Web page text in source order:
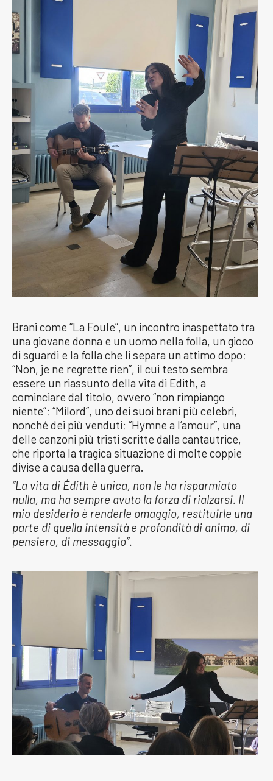
Brani come “La Foule”, un incontro inaspettato tra
una giovane donna e un uomo nella folla, un gioco
di sguardi e la folla che li separa un attimo dopo;
“Non, je ne regrette rien”, il cui testo sembra
essere un riassunto della vita di Edith, a
cominciare dal titolo, ovvero “non rimpiango
niente”; “Milord”, uno dei suoi brani più celebri,
nonché dei più venduti; “Hymne a l’amour”, una
delle canzoni più tristi scritte dalla cantautrice,
che riporta la tragica situazione di molte coppie
divise a causa della guerra.
“La vita di Édith è unica, non le ha risparmiato
nulla, ma ha sempre avuto la forza di rialzarsi. Il
mio desiderio è renderle omaggio, restituirle una
parte di quella intensità e profondità di animo, di
pensiero, di messaggio”.